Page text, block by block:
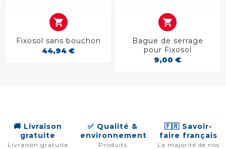

Fixosol sans bouchon
44,94 €

Bague de serrage
pour Fixosol
9,00 €
🚚 Livraison
gratuite
Livraison gratuite
✅ Qualité &
environnement
Produits
🇫🇷 Savoir-
faire français
La majorité de nos